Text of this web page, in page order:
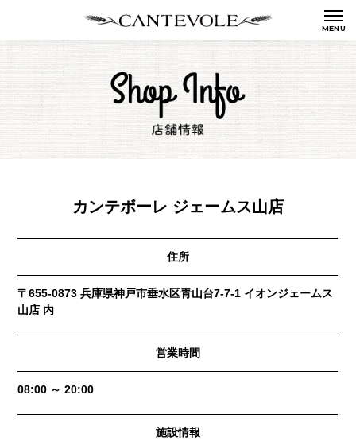
カンテボーレ ジェームス山店
住所
〒655-0873 兵庫県神戸市垂水区青山台7-7-1 イオンジェームス
山店 内
営業時間
08:00 ～ 20:00
施設情報